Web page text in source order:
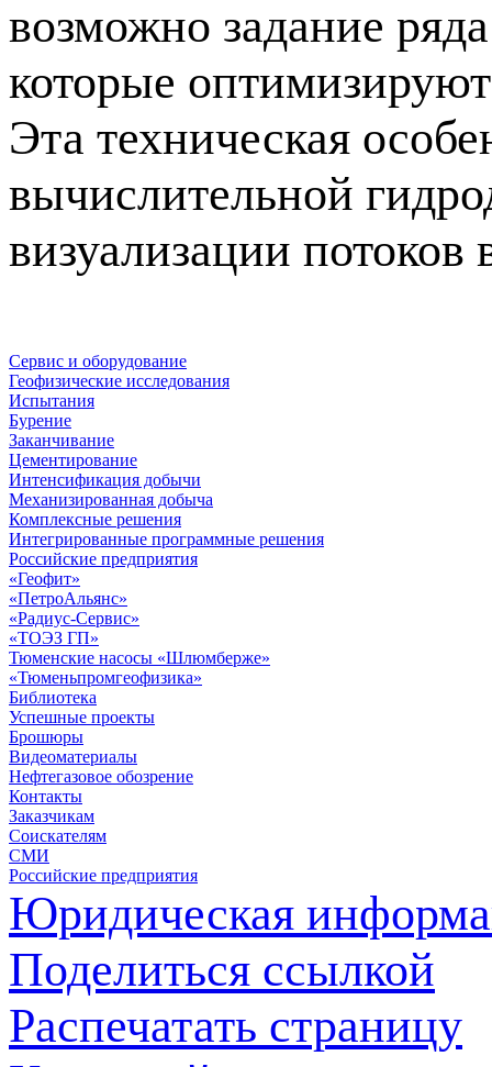
возможно задание
которые
Эта техническая
вычислительной
визуализации потоков
Сервис и оборудование
Геофизические исследования
Испытания
Бурение
Заканчивание
Цементирование
Интенсификация добычи
Механизированная добыча
Комплексные решения
Интегрированные программные решения
Российские предприятия
«Геофит»
«ПетроАльянс»
«Радиус-Сервис»
«ТОЭЗ ГП»
Тюменские насосы «Шлюмберже»
«Тюменьпромгеофизика»
Библиотека
Успешные проекты
Брошюры
Видеоматериалы
Нефтегазовое обозрение
Контакты
Заказчикам
Соискателям
СМИ
Российские предприятия
Юридическая
Поделиться ссылкой
Распечатать страницу